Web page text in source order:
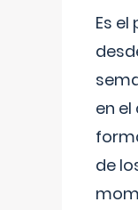
Es
en
de